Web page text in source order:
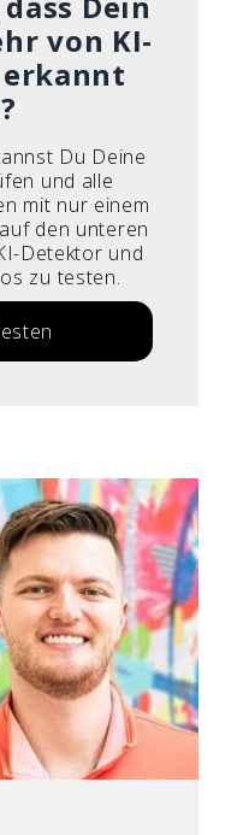
von KI-
Du Deine
und alle
mit nur einem
den unteren
Detektor und
zu testen.